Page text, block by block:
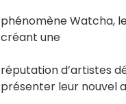
phénomène Watcha,
créant une
réputation d’artistes
présenter leur nouvel